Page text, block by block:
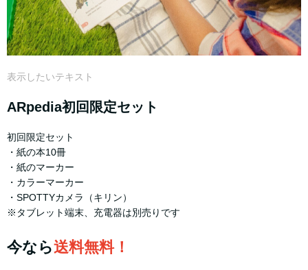
表示したいテキスト
ARpedia初回限定セット
初回限定セット
・紙の本10冊
・紙のマーカー
・カラーマーカー
・SPOTTYカメラ（キリン）
※タブレット端末、充電器は別売りです
今なら送料無料！